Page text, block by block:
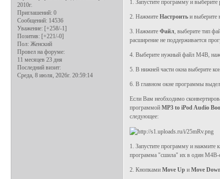
2010г.
Приглашений: 0
Сообщений: 14536
Уважение: [+258/-1]
Позитив: [+221/-0]
Пол: Женский
Провел на форуме:
11 месяцев 23 дня
Последний визит:
Среда, 8 июля, 2026г. 20:59:14
1. Запустите программу и выберите
2. Нажмите Настроить и выберите
3. Нажмите Файл, выберите тип
расширение не поддерживается
4. Выберите нужный файл M4B,
5. В нижней части окна выберите
6. В главном окне программы
Если Вам необходимо
программой MP3 to iPod Audio
следующее:
1. Запустите программу и нажмите
программа "сшила" их в один M4B-
2. Кнопками Move Up и Move